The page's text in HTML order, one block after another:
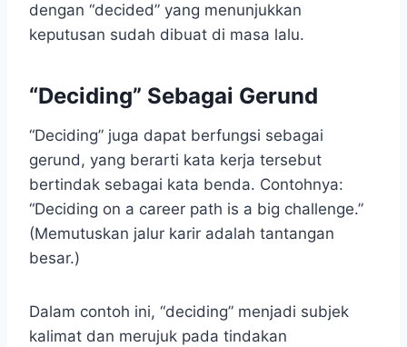
dengan “decided” yang menunjukkan
keputusan sudah dibuat di masa lalu.
“Deciding” Sebagai Gerund
“Deciding” juga dapat berfungsi sebagai
gerund, yang berarti kata kerja tersebut
bertindak sebagai kata benda. Contohnya:
“Deciding on a career path is a big challenge.”
(Memutuskan jalur karir adalah tantangan
besar.)
Dalam contoh ini, “deciding” menjadi subjek
kalimat dan merujuk pada tindakan